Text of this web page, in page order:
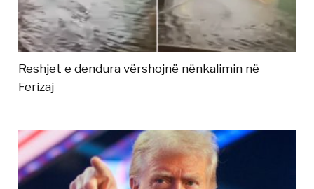
Reshjet e dendura vërshojnë nënkalimin në
Ferizaj